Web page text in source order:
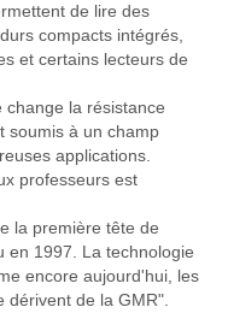
de lire des
compacts intégrés,
et certains lecteurs de
la résistance
soumis à un champ
applications.
professeurs est
la première tête de
en 1997. La technologie
encore aujourd'hui, les
de la GMR".